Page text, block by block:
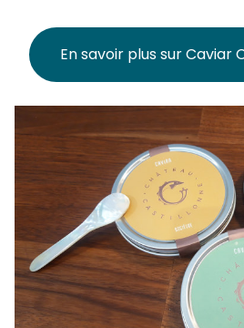
En savoir plus sur Caviar